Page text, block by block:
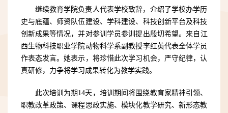
继续教育学院负责人代表学校致辞，介绍了学校办学历
史与底蕴、师资队伍建设、学科建设、科技创新平台及科技
创新成果等情况，并对参训学员参训提出殷切希望。来自江
西生物科技职业学院动物科学系副教授李红英代表全体学员
作表态发言。她表示，将珍惜此次学习机会，严守纪律，认
真研修，力争将学习成果转化为教学实践。
此次培训为期14天，培训期间将围绕教育家精神引领、
职教改革政策、课程思政实施、模块化教学研究、新形态教